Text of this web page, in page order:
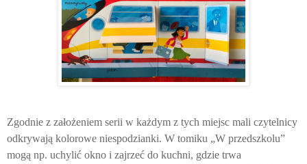
Zgodnie z założeniem serii w każdym z tych miejsc mali czytelnicy
odkrywają kolorowe niespodzianki. W tomiku „W przedszkolu”
mogą np. uchylić okno i zajrzeć do kuchni, gdzie trwa